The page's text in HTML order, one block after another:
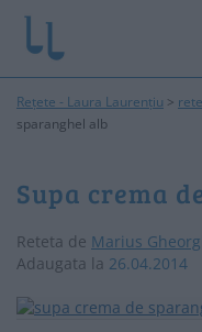
Rețete - Laura Laurențiu >
sparanghel alb
Supa crema
Reteta de Marius
Adaugata la 26.04.2014